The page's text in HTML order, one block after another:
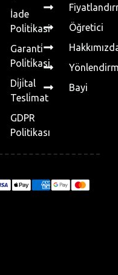
İade
Poli̇ti̇kasi
Garanti̇
Poli̇ti̇kasi
Di̇ji̇tal
Tesli̇mat
GDPR
Politikası
Öğretici
Bayi